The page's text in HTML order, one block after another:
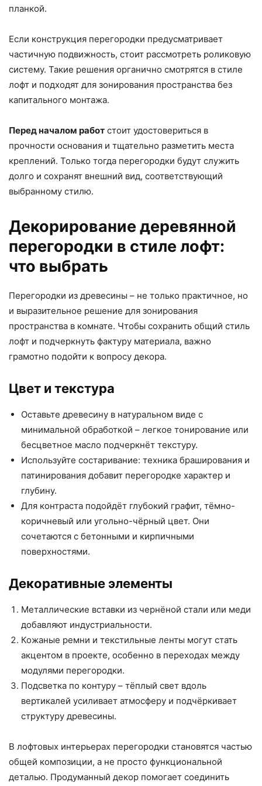
планкой.
Если конструкция перегородки предусматривает
частичную подвижность, стоит рассмотреть роликовую
систему. Такие решения органично смотрятся в стиле
лофт и подходят для зонирования пространства без
капитального монтажа.
Перед началом работ стоит удостовериться в
прочности основания и тщательно разметить места
креплений. Только тогда перегородки будут служить
долго и сохранят внешний вид, соответствующий
выбранному стилю.
Декорирование деревянной
перегородки в стиле лофт:
что выбрать
Перегородки из древесины – не только практичное, но
и выразительное решение для зонирования
пространства в комнате. Чтобы сохранить общий стиль
лофт и подчеркнуть фактуру материала, важно
грамотно подойти к вопросу декора.
Цвет и текстура
Оставьте древесину в натуральном виде с
минимальной обработкой – легкое тонирование или
бесцветное масло подчеркнёт текстуру.
Используйте состаривание: техника браширования и
патинирования добавит перегородке характер и
глубину.
Для контраста подойдёт глубокий графит, тёмно-
коричневый или угольно-чёрный цвет. Они
сочетаются с бетонными и кирпичными
поверхностями.
Декоративные элементы
Металлические вставки из чернёной стали или меди
добавляют индустриальности.
Кожаные ремни и текстильные ленты могут стать
акцентом в проекте, особенно в переходах между
модулями перегородки.
Подсветка по контуру – тёплый свет вдоль
вертикалей усиливает атмосферу и подчёркивает
структуру древесины.
В лофтовых интерьерах перегородки становятся частью
общей композиции, а не просто функциональной
деталью. Продуманный декор помогает соединить